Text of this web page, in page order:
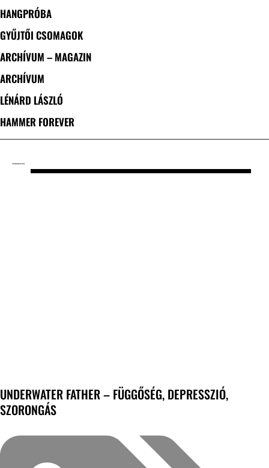
HANGPRÓBA
GYŰJTŐI CSOMAGOK
ARCHÍVUM – MAGAZIN
ARCHÍVUM
LÉNÁRD LÁSZLÓ
HAMMER FOREVER
UNDERWATER FATHER – FÜGGŐSÉG, DEPRESSZIÓ,
SZORONGÁS